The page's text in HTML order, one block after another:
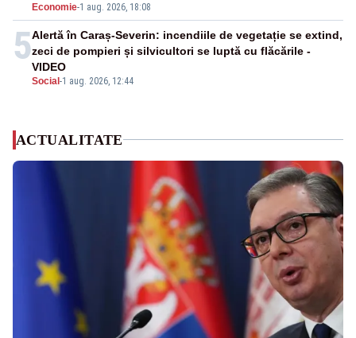
Economie-1 aug. 2026, 18:08
5
Social-1 aug. 2026, 12:44
Alertă în Caraș-Severin: incendiile de vegetație se extind,
zeci de pompieri și silvicultori se luptă cu flăcările -
VIDEO
ACTUALITATE